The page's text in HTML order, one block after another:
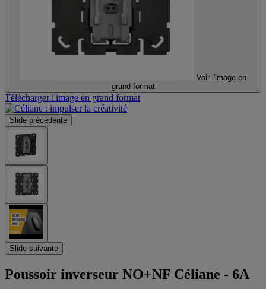
Voir l'image en
grand format
Télécharger l'image en grand format
Slide précédente
Slide suivante
Poussoir inverseur NO+NF Céliane - 6A